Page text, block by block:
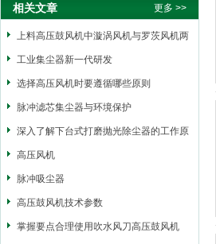
相关文章 更多 >>
上料高压鼓风机中漩涡风机与罗茨风机两
者之间的区别
工业集尘器新一代研发
选择高压风机时要遵循哪些原则
脉冲滤芯集尘器与环境保护
深入了解下台式打磨抛光除尘器的工作原
理
高压风机
脉冲吸尘器
高压鼓风机技术参数
掌握要点合理使用吹水风刀高压鼓风机